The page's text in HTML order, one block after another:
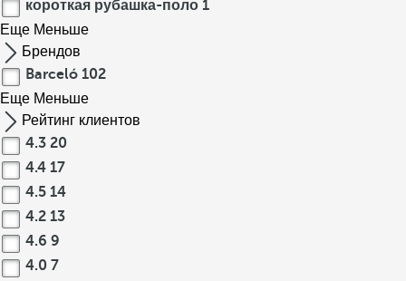
короткая рубашка-поло 1
Еще Меньше
Брендов
Barceló 102
Еще Меньше
Рейтинг клиентов
4.3 20
4.4 17
4.5 14
4.2 13
4.6 9
4.0 7